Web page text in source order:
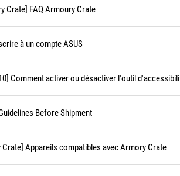
Crate] FAQ Armoury Crate
à un compte ASUS
Comment activer ou désactiver l'outil
Before Shipment
Crate] Appareils compatibles avec Armory Crate